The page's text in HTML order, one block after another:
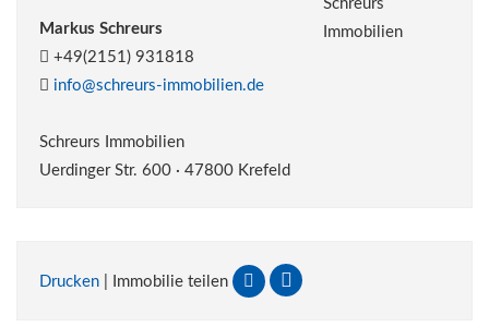
Markus Schreurs
+49(2151) 931818
info@schreurs-immobilien.de
Schreurs Immobilien
Uerdinger Str. 600 · 47800 Krefeld
Drucken | Immobilie teilen